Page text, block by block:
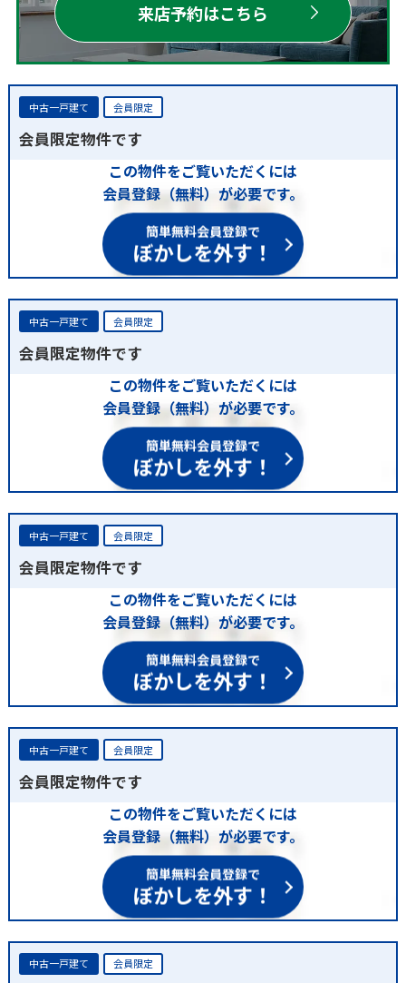
来店予約はこちら
中古一戸建て 会員限定
会員限定物件です
この物件をご覧いただくには
会員登録（無料）が必要です。
簡単無料会員登録で
ぼかしを外す！
中古一戸建て 会員限定
会員限定物件です
この物件をご覧いただくには
会員登録（無料）が必要です。
簡単無料会員登録で
ぼかしを外す！
中古一戸建て 会員限定
会員限定物件です
この物件をご覧いただくには
会員登録（無料）が必要です。
簡単無料会員登録で
ぼかしを外す！
中古一戸建て 会員限定
会員限定物件です
この物件をご覧いただくには
会員登録（無料）が必要です。
簡単無料会員登録で
ぼかしを外す！
中古一戸建て 会員限定